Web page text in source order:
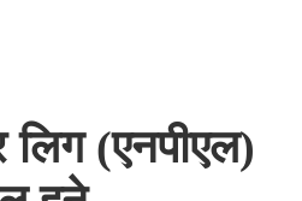
लिग (एनपीएल)